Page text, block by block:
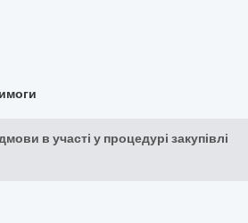
в участі у процедурі закупівлі